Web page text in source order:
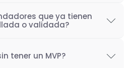
una organización capaz
de manera iterativa,
se les conoce
que ya tienen
o validada?
un proceso iterativo
tener un MVP?